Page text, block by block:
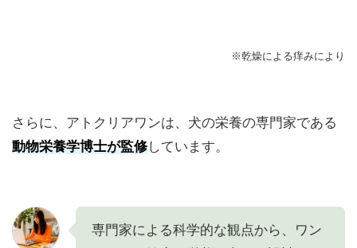
※乾燥による痒みにより
さらに、アトクリアワンは、犬の栄養の専門家である
動物栄養学博士が監修しています。
専門家による科学的な観点から、ワン